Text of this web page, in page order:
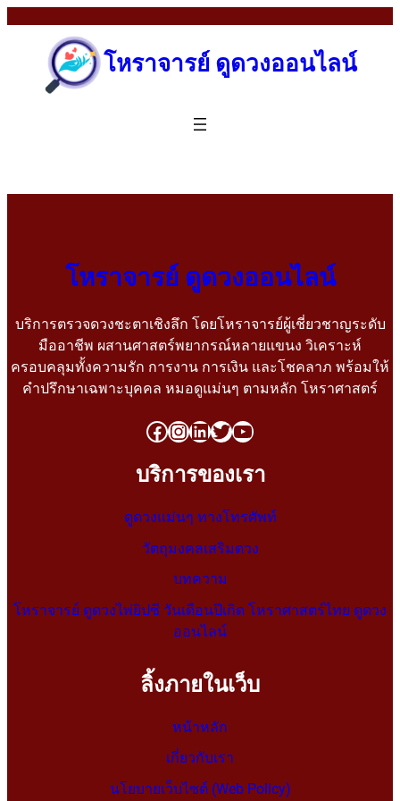
โหราจารย์ ดูดวงออนไลน์
โหราจารย์ ดูดวงออนไลน์
บริการตรวจดวงชะตาเชิงลึก โดยโหราจารย์ผู้เชี่ยวชาญระดับ
มืออาชีพ ผสานศาสตร์พยากรณ์หลายแขนง วิเคราะห์
ครอบคลุมทั้งความรัก การงาน การเงิน และโชคลาภ พร้อมให้
คำปรึกษาเฉพาะบุคคล หมอดูแม่นๆ ตามหลัก โหราศาสตร์
บริการของเรา
ดูดวงแม่นๆ ทางโทรศัพท์
วัตถุมงคลเสริมดวง
บทความ
โหราจารย์ ดูดวงไพ่ยิปซี วันเดือนปีเกิด โหราศาสตร์ไทย ดูดวง
ออนไลน์
ลิ้งภายในเว็บ
หน้าหลัก
เกี่ยวกับเรา
นโยบายเว็บไซต์ (Web Policy)